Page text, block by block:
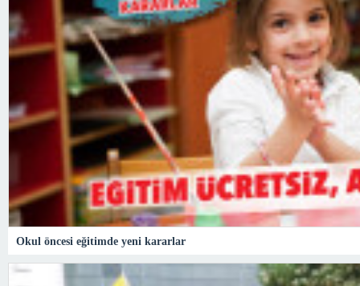
Okul öncesi eğitimde yeni kararlar